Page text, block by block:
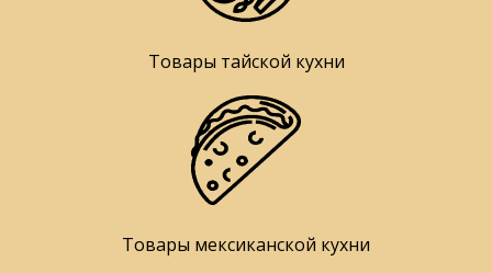
Товары тайской кухни
Товары мексиканской кухни